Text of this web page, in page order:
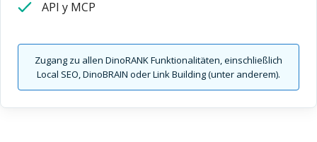
API y MCP
Zugang zu allen DinoRANK Funktionalitäten, einschließlich
Local SEO, DinoBRAIN oder Link Building (unter anderem).